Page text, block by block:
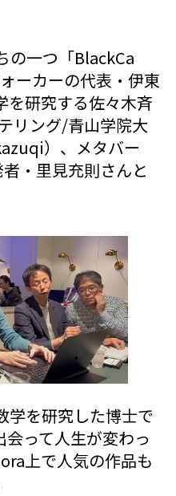
の一つ「BlackCa
ーカーの代表・伊東
を研究する佐々木斉
リング/青山学院大
）、メタバー
・里見充則さんと
学を研究した博士で
って人生が変わっ
上で人気の作品も